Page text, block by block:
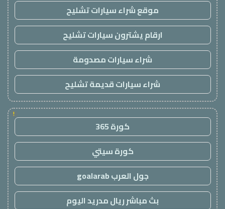
موقع شراء سيارات تشليح
ارقام يشترون سيارات تشليح
شراء سيارات مصدومة
شراء سيارات قديمة تشليح
!
كورة 365
كورة سيتي
جول العرب goalarab
بث مباشر ريال مدريد اليوم